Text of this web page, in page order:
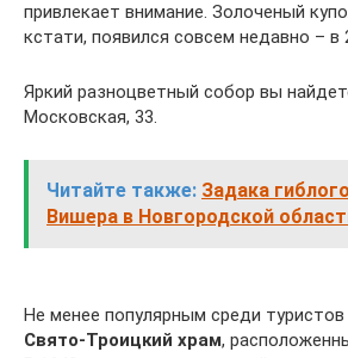
привлекает внимание. Золоченый
кстати, появился совсем недавно – в
Яркий разноцветный собор вы
Московская, 33.
Читайте также: Задака
Вишера в Новгородской
Не менее популярным среди туристов
Свято-Троицкий храм,